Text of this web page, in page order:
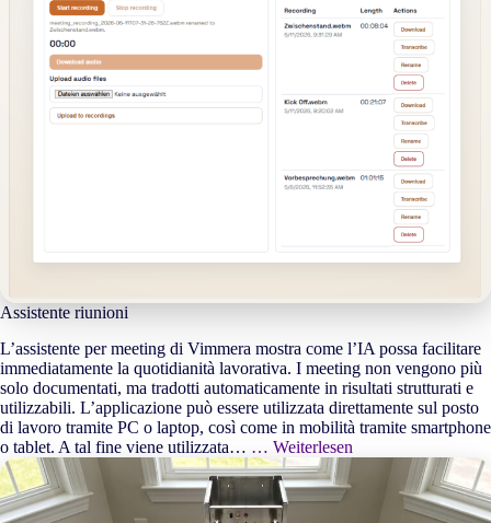
Assistente riunioni
L’assistente per meeting di Vimmera mostra come l’IA possa facilitare
immediatamente la quotidianità lavorativa. I meeting non vengono più
solo documentati, ma tradotti automaticamente in risultati strutturati e
utilizzabili. L’applicazione può essere utilizzata direttamente sul posto
di lavoro tramite PC o laptop, così come in mobilità tramite smartphone
o tablet. A tal fine viene utilizzata… … Weiterlesen